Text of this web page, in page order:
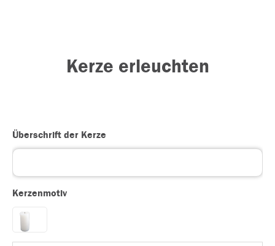
Kerze erleuchten
Überschrift der Kerze
Kerzenmotiv